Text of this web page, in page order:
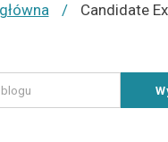
/ Candidate